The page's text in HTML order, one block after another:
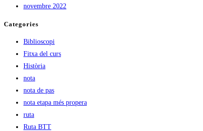
novembre 2022
Categories
Biblioscopi
Fitxa del curs
Història
nota
nota de pas
nota etapa més propera
ruta
Ruta BTT